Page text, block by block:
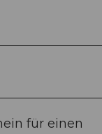
für einen